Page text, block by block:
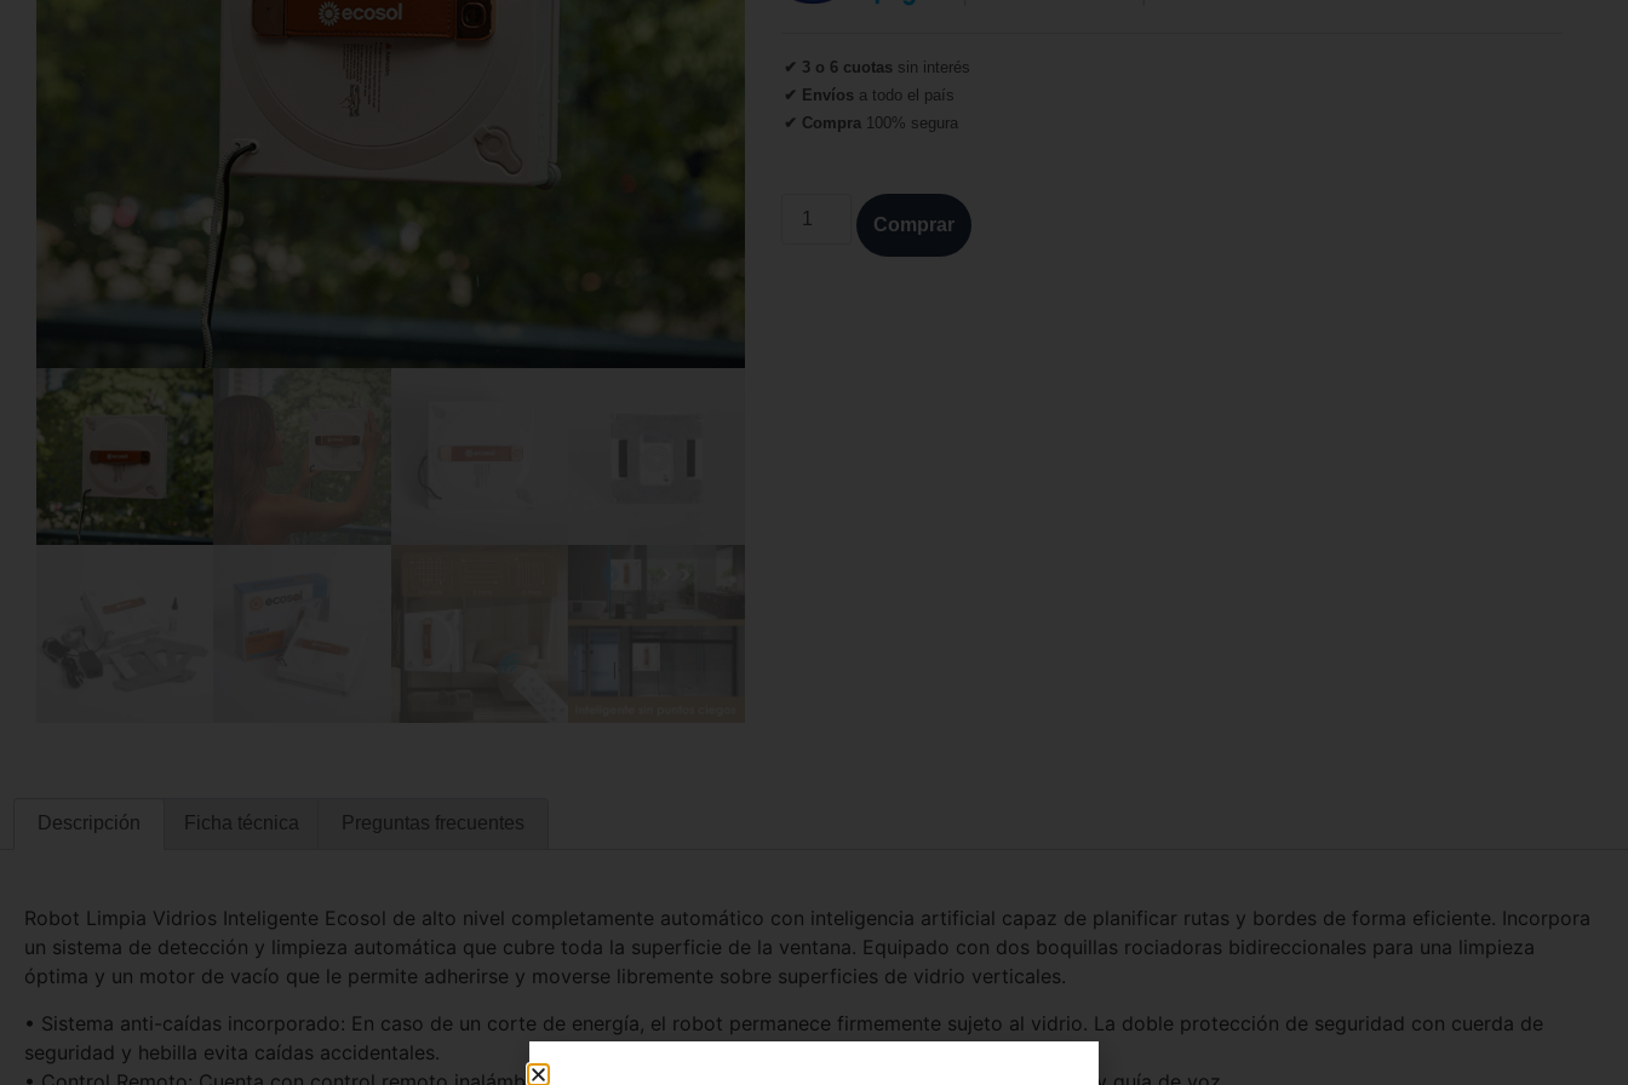
✔ 3 o 6 cuotas sin interés
✔ Envíos a todo el país
✔ Compra 100% segura
Comprar
Descripción Ficha técnica Preguntas frecuentes
Robot Limpia Vidrios Inteligente Ecosol de alto nivel completamente automático con inteligencia artificial capaz de planificar rutas y bordes de forma eficiente. Incorpora
un sistema de detección y limpieza automática que cubre toda la superficie de la ventana. Equipado con dos boquillas rociadoras bidireccionales para una limpieza
óptima y un motor de vacío que le permite adherirse y moverse libremente sobre superficies de vidrio verticales.
• Sistema anti-caídas incorporado: En caso de un corte de energía, el robot permanece firmemente sujeto al vidrio. La doble protección de seguridad con cuerda de
seguridad y hebilla evita caídas accidentales.